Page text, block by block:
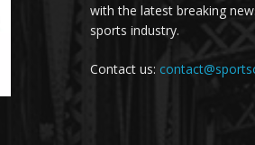
with the latest breaking
sports industry.
Contact us: